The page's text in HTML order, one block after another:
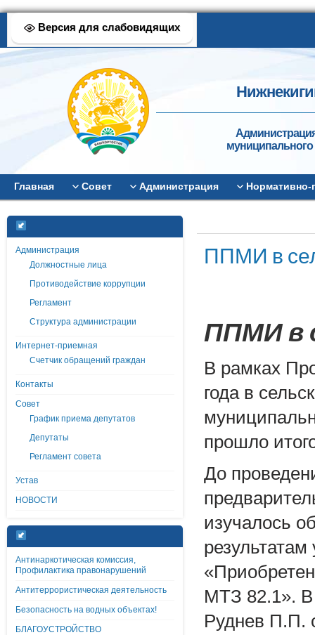
Версия для слабовидящих
муниципального
Главная Совет Администрация
Администрация
Должностные лица
Противодействие коррупции
Регламент
Структура администрации
Интернет-приемная
Счетчик обращений граждан
Контакты
Совет
График приема депутатов
Депутаты
Регламент совета
Устав
НОВОСТИ
Антинаркотическая комиссия,
Профилактика правонарушений
Антитеррористическая деятельность
Безопасность на водных объектах!
БЛАГОУСТРОЙСТВО
ППМИ в
ППМИ в
В рамках
года в
прошло
До
изучалось
МТЗ 82.1». В
Руднев П.П.